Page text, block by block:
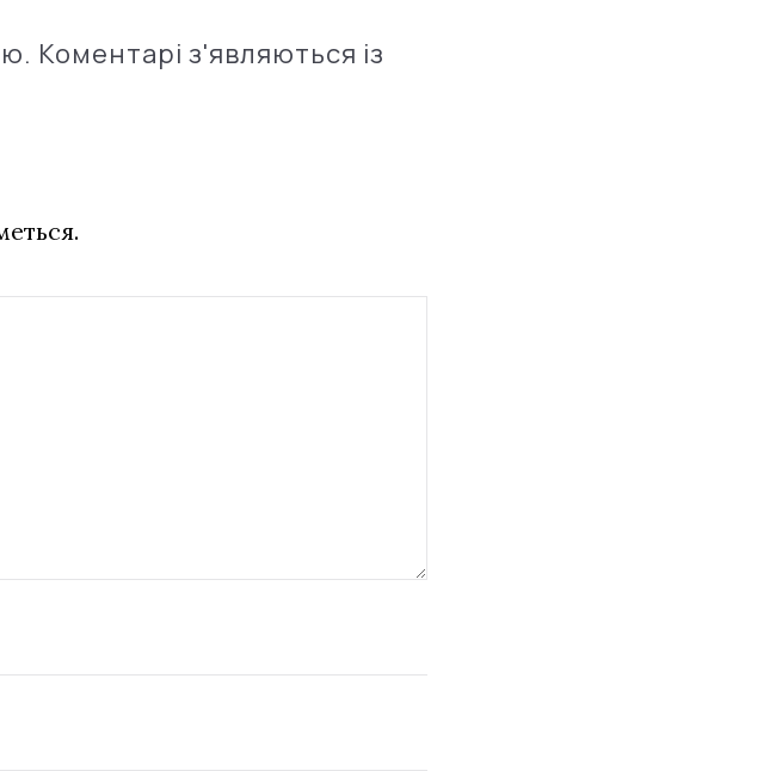
Коментарі з'являються із